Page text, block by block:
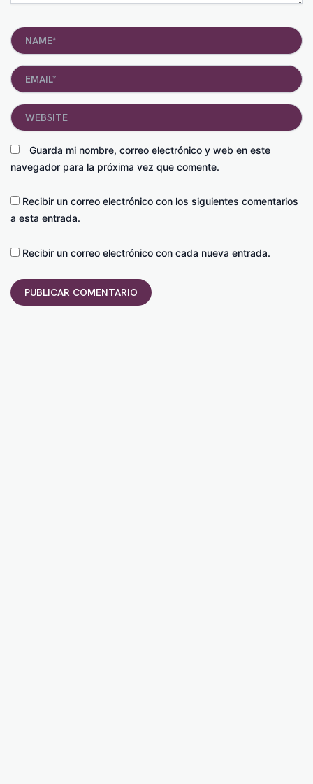
Name*
Email*
Guarda mi nombre, correo electrónico y web en este
navegador para la próxima vez que comente.
Website
Recibir un correo electrónico con los siguientes comentarios
a esta entrada.
Recibir un correo electrónico con cada nueva entrada.